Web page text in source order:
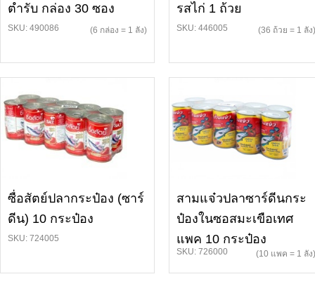
ตำรับ กล่อง 30 ซอง
SKU: 490086 (6 กล่อง = 1 ลัง)
รสไก่ 1 ถ้วย
SKU: 446005 (36 ถ้วย = 1 ลัง)
ซื่อสัตย์ปลากระป๋อง (ซาร์
ดีน) 10 กระป๋อง
SKU: 724005
สามแจ๋วปลาซาร์ดีนกระ
ป๋องในซอสมะเขือเทศ
แพค 10 กระป๋อง
SKU: 726000 (10 แพค = 1 ลัง)